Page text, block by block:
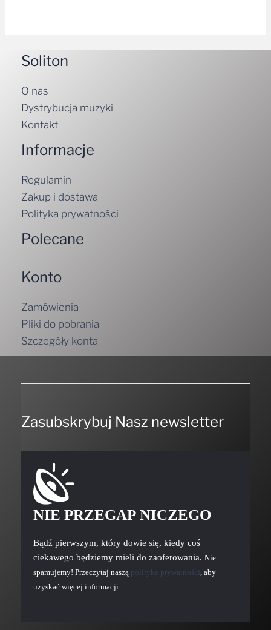
Soliton
O nas
Dystrybucja muzyki
Kontakt
Informacje
Regulamin
Zakup i dostawa
Polityka prywatności
Polecane
Konto
Zamówienia
Pliki do pobrania
Szczegóły konta
Zasubskrybuj Nasz newsletter
NIE PRZEGAP NICZEGO
Bądź pierwszym, który dowie się, kiedy coś
ciekawego będziemy mieli do zaoferowania. Nie
spamujemy! Przeczytaj naszą politykę prywatności , aby
uzyskać więcej informacji.